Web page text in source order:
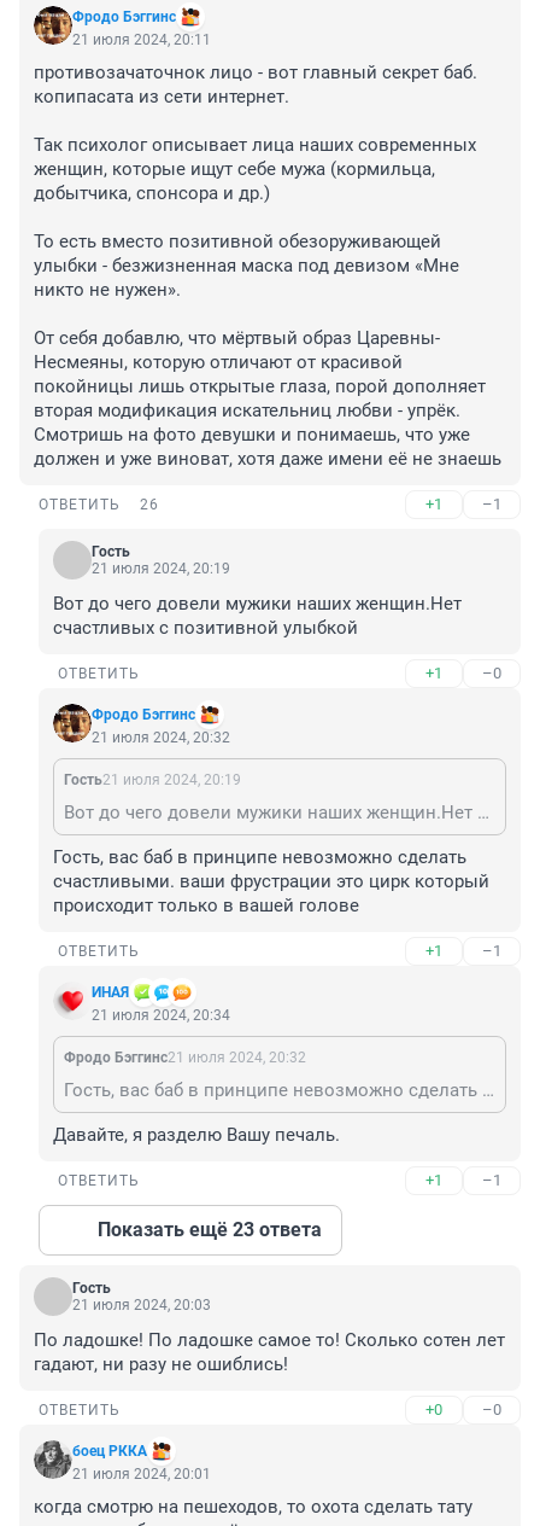
Фродо Бэггинс
21 июля 2024, 20:11
противозачаточнок лицо - вот главный секрет баб.
копипасата из сети интернет.
Так психолог описывает лица наших современных
женщин, которые ищут себе мужа (кормильца,
добытчика, спонсора и др.)
То есть вместо позитивной обезоруживающей
улыбки - безжизненная маска под девизом «Мне
никто не нужен».
От себя добавлю, что мёртвый образ Царевны-
Несмеяны, которую отличают от красивой
покойницы лишь открытые глаза, порой дополняет
вторая модификация искательниц любви - упрёк.
Смотришь на фото девушки и понимаешь, что уже
должен и уже виноват, хотя даже имени её не знаешь
ОТВЕТИТЬ 26 +1 –1
Гость
21 июля 2024, 20:19
Вот до чего довели мужики наших женщин.Нет
счастливых с позитивной улыбкой
ОТВЕТИТЬ +1 –0
Фродо Бэггинс
21 июля 2024, 20:32
Гость21 июля 2024, 20:19
Вот до чего довели мужики наших женщин.Нет счастливых с позитивной улыбкой
Гость, вас баб в принципе невозможно сделать
счастливыми. ваши фрустрации это цирк который
происходит только в вашей голове
ОТВЕТИТЬ +1 –1
ИHАЯ
21 июля 2024, 20:34
Фродо Бэггинс21 июля 2024, 20:32
Гость, вас баб в принципе невозможно сделать счастливыми. ваши фрустрации это цирк который происходит только в вашей голове
Давайте, я разделю Вашу печаль.
ОТВЕТИТЬ +1 –1
Показать ещё 23 ответа
Гость
21 июля 2024, 20:03
По ладошке! По ладошке самое то! Сколько сотен лет
гадают, ни разу не ошиблись!
ОТВЕТИТЬ +0 –0
боец РККА
21 июля 2024, 20:01
когда смотрю на пешеходов, то охота сделать тату